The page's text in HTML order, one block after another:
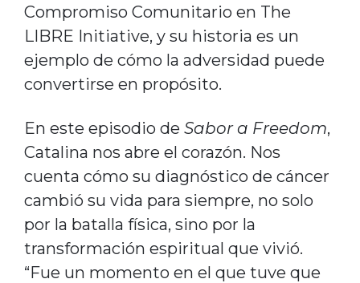
Compromiso Comunitario en The
LIBRE Initiative, y su historia es un
ejemplo de cómo la adversidad puede
convertirse en propósito.
En este episodio de Sabor a Freedom,
Catalina nos abre el corazón. Nos
cuenta cómo su diagnóstico de cáncer
cambió su vida para siempre, no solo
por la batalla física, sino por la
transformación espiritual que vivió.
“Fue un momento en el que tuve que